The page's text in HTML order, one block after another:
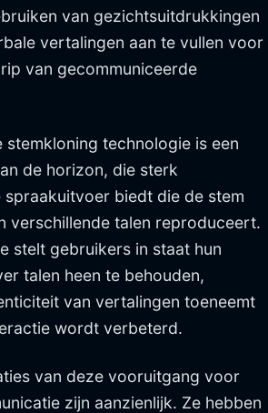
van gezichtsuitdrukkingen
vertalingen aan te vullen voor
van gecommuniceerde
stemkloning technologie is een
de horizon, die sterk
spraakuitvoer biedt die de stem
verschillende talen reproduceert.
stelt gebruikers in staat hun
talen heen te behouden,
van vertalingen toeneemt
wordt verbeterd.
van deze vooruitgang voor
zijn aanzienlijk. Ze hebben